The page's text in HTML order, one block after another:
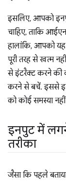
इसलिए, आपको
चाहिए, ताकि
हालांकि, आपको यह
पूरी तरह से खत्म
से इंटरैक्ट करने की
करने से बचें. इससे
को कोई समस्या नहीं
इनपुट में
तरीका
जैसा कि पहले